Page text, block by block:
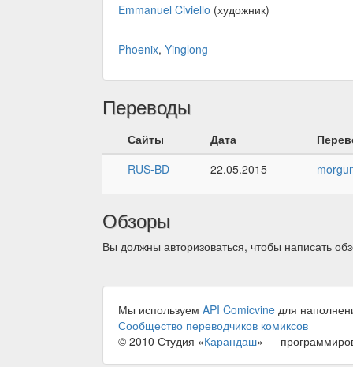
Emmanuel Civiello (художник)
Phoenix, Yinglong
Переводы
Сайты Дата
RUS-BD
22.05.2015
Обзоры
Вы должны авторизоваться, чтобы написать
Мы используем API Comicvine для
Сообщество переводчиков комиксов
© 2010 Студия «Карандаш» —